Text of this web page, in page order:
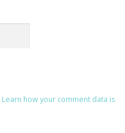
Learn how your comment data is